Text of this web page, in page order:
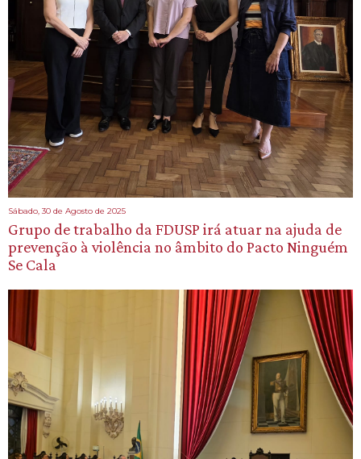
Sábado, 30 de Agosto de 2025
Grupo de trabalho da FDUSP irá atuar na ajuda de
prevenção à violência no âmbito do Pacto Ninguém
Se Cala